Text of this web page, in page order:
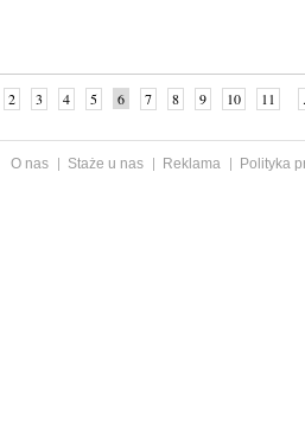
2 3 4 5 6 7 8 9 10 11
O nas Staże u nas Reklama
Polityka